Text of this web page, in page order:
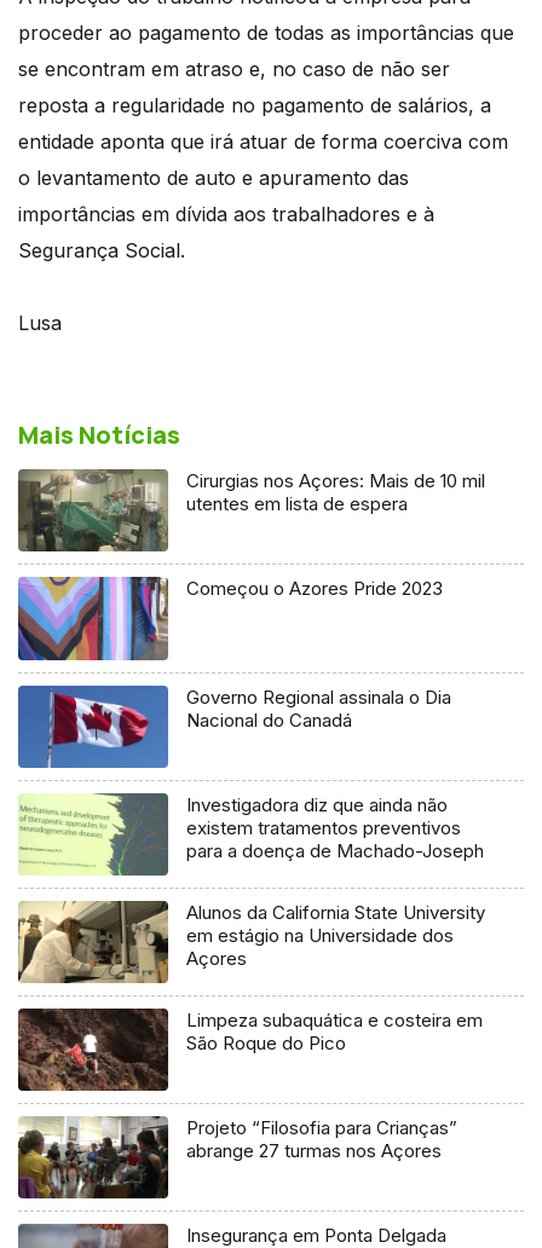
proceder ao pagamento de todas as importâncias que
se encontram em atraso e, no caso de não ser
reposta a regularidade no pagamento de salários, a
entidade aponta que irá atuar de forma coerciva com
o levantamento de auto e apuramento das
importâncias em dívida aos trabalhadores e à
Segurança Social.
Lusa
Mais Notícias
Cirurgias nos Açores: Mais de 10 mil
utentes em lista de espera
Começou o Azores Pride 2023
Governo Regional assinala o Dia
Nacional do Canadá
Investigadora diz que ainda não
existem tratamentos preventivos
para a doença de Machado-Joseph
Alunos da California State University
em estágio na Universidade dos
Açores
Limpeza subaquática e costeira em
São Roque do Pico
Projeto “Filosofia para Crianças”
abrange 27 turmas nos Açores
Insegurança em Ponta Delgada